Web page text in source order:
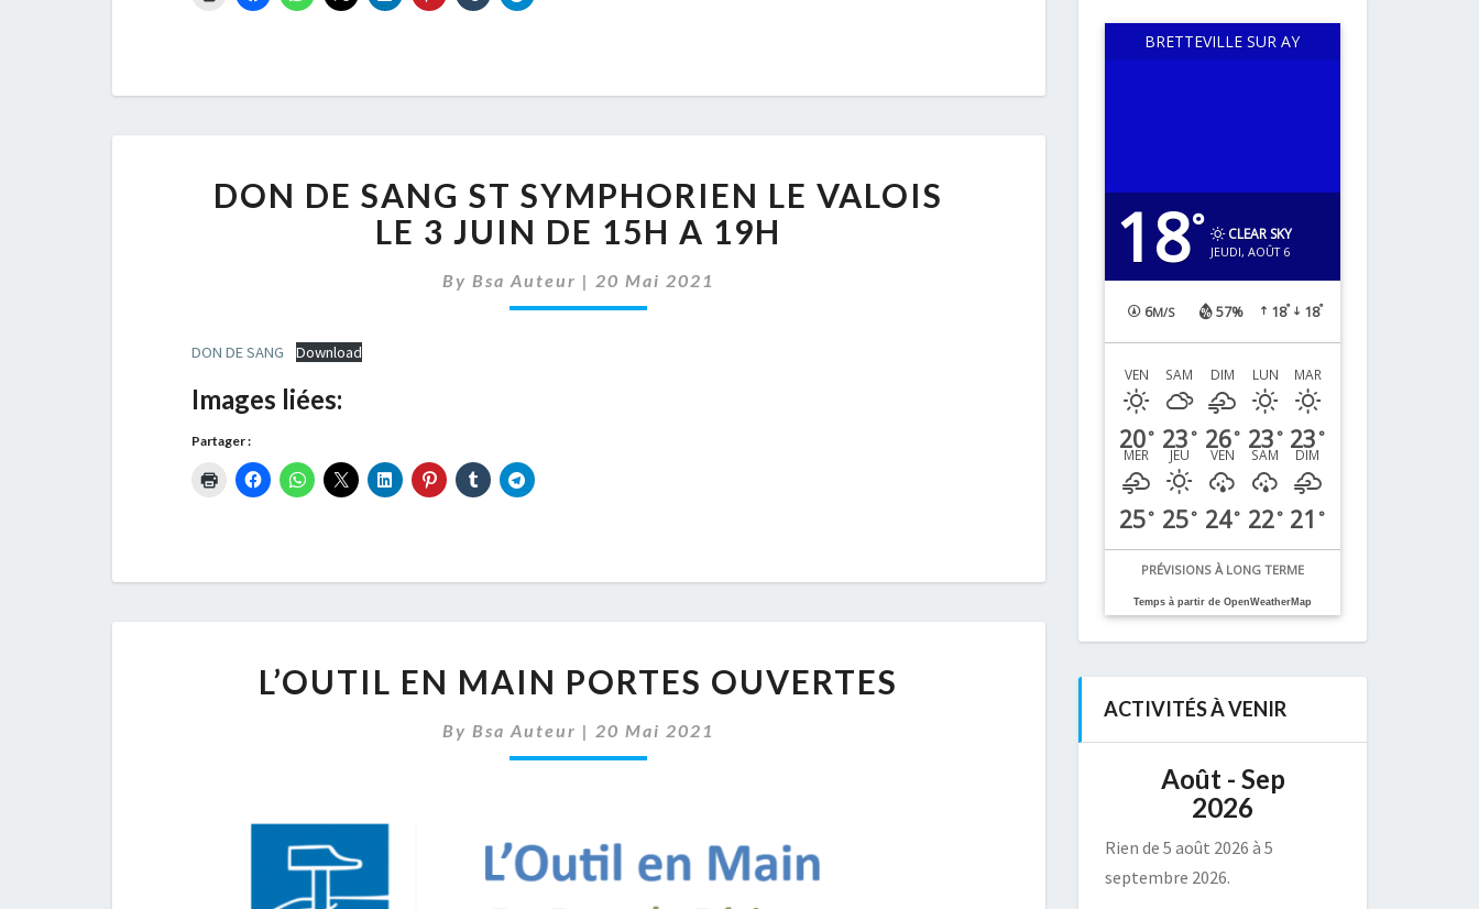
DE
SANG
ST
SYMPHORIEN
LE
DON DE SANG ST SYMPHORIEN LE VALOIS
LE 3 JUIN DE 15H A 19H
ByBsa Auteur | 20 Mai 2021
DON DE SANG Download
Images liées:
Partager :
EN
PORTES
OUVERTES
L’OUTIL EN MAIN PORTES OUVERTES
ByBsa Auteur | 20 Mai 2021
BRETTEVILLE SUR AY
18° CLEAR SKY
JEUDI, AOÛT 6
6M/S 57% 18° 18°
VEN
20°
SAM
23 °
DIM
26°
LUN
23 °
MAR
23 °
MER
25°
JEU
25°
VEN
24°
SAM
22°
DIM
21 °
PRÉVISIONS À LONG TERME
Temps à partir de OpenWeatherMap
ACTIVITÉS À VENIR
Août - Sep
2026
Rien de 5 août 2026 à 5
septembre 2026.